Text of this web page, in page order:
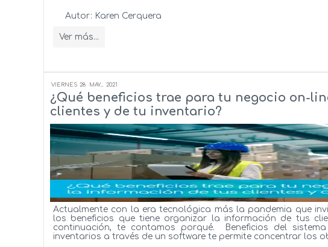
Autor: Karen Cerquera
Ver más...
VIERNES 28 MAY... 2021
¿Qué beneficios trae para tu negocio on-
clientes y de tu inventario?
Actualmente con la era tecnológica más la pandemia que
los beneficios que tiene organizar la información de tus
continuación, te contamos porqué. Beneficios del
inventarios a través de un software te permite concentrar los